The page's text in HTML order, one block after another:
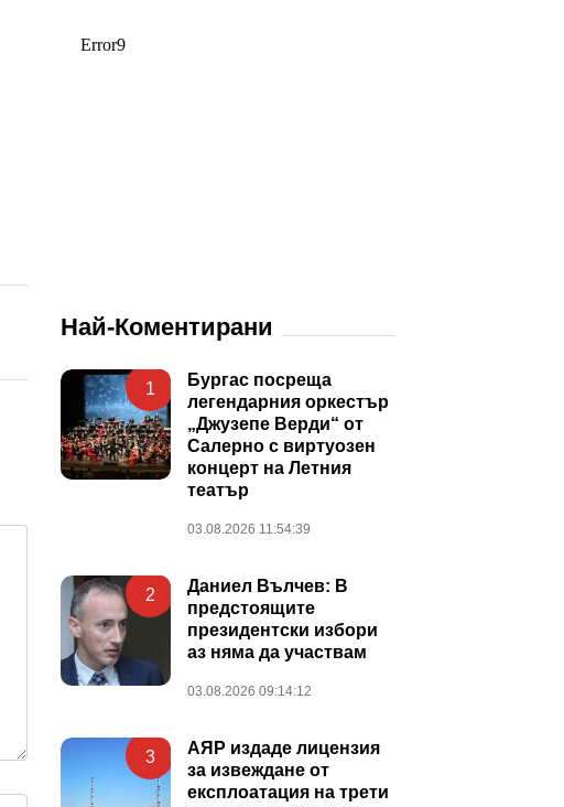
Най-Коментирани
1
Бургас посреща
легендарния оркестър
„Джузепе Верди“ от
Салерно с виртуозен
концерт на Летния
театър
03.08.2026 11:54:39
2
Даниел Вълчев: В
предстоящите
президентски избори
аз няма да участвам
03.08.2026 09:14:12
3
АЯР издаде лицензия
за извеждане от
експлоатация на трети